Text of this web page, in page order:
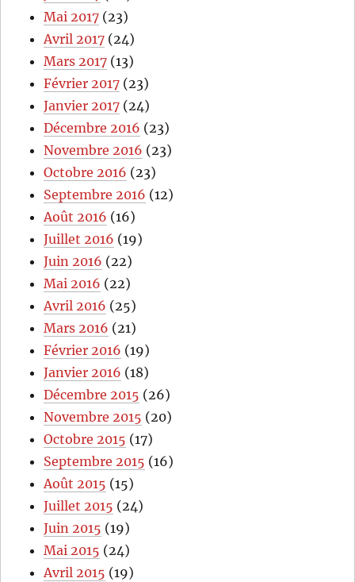
Mai 2017 (23)
Avril 2017 (24)
Mars 2017 (13)
Février 2017 (23)
Janvier 2017 (24)
Décembre 2016 (23)
Novembre 2016 (23)
Octobre 2016 (23)
Septembre 2016 (12)
Août 2016 (16)
Juillet 2016 (19)
Juin 2016 (22)
Mai 2016 (22)
Avril 2016 (25)
Mars 2016 (21)
Février 2016 (19)
Janvier 2016 (18)
Décembre 2015 (26)
Novembre 2015 (20)
Octobre 2015 (17)
Septembre 2015 (16)
Août 2015 (15)
Juillet 2015 (24)
Juin 2015 (19)
Mai 2015 (24)
Avril 2015 (19)